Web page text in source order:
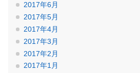
2017年6月
2017年5月
2017年4月
2017年3月
2017年2月
2017年1月